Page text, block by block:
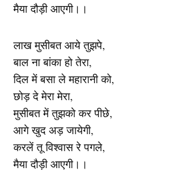
मैया दौड़ी आएगी।।
लाख मुसीबत आये तुझपे,
बाल ना बांका हो तेरा,
दिल में बसा ले महारानी को,
छोड़ दे मेरा मेरा,
मुसीबत में तुझको कर पीछे,
आगे खुद अड़ जायेगी,
करलें तू विश्वास रे पगले,
मैया दौड़ी आएगी।।